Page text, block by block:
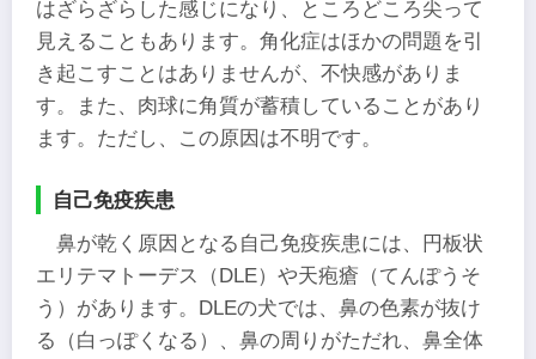
はざらざらした感じになり、ところどころ尖って
見えることもあります。角化症はほかの問題を引
き起こすことはありませんが、不快感がありま
す。また、肉球に角質が蓄積していることがあり
ます。ただし、この原因は不明です。
自己免疫疾患
鼻が乾く原因となる自己免疫疾患には、円板状
エリテマトーデス（DLE）や天疱瘡（てんぽうそ
う）があります。DLEの犬では、鼻の色素が抜け
る（白っぽくなる）、鼻の周りがただれ、鼻全体